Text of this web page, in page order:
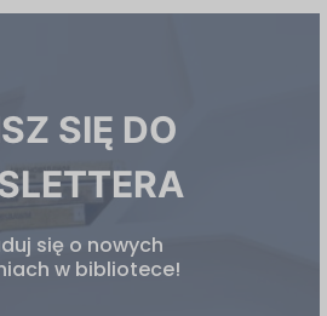
SIĘ DO
się o nowych
w bibliotece!